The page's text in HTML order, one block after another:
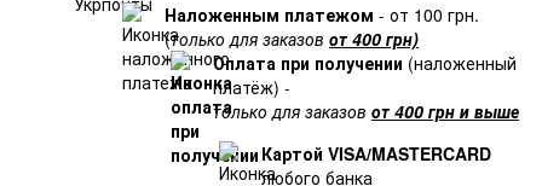
Наложенным платежом - от 100 грн.
(только для заказов от 400 грн)
Оплата при получении (наложенный
платёж) -
только для заказов от 400 грн и выше
Картой VISA/MASTERCARD
любого банка